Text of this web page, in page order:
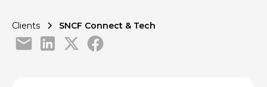
Clients SNCF Connect & Tech